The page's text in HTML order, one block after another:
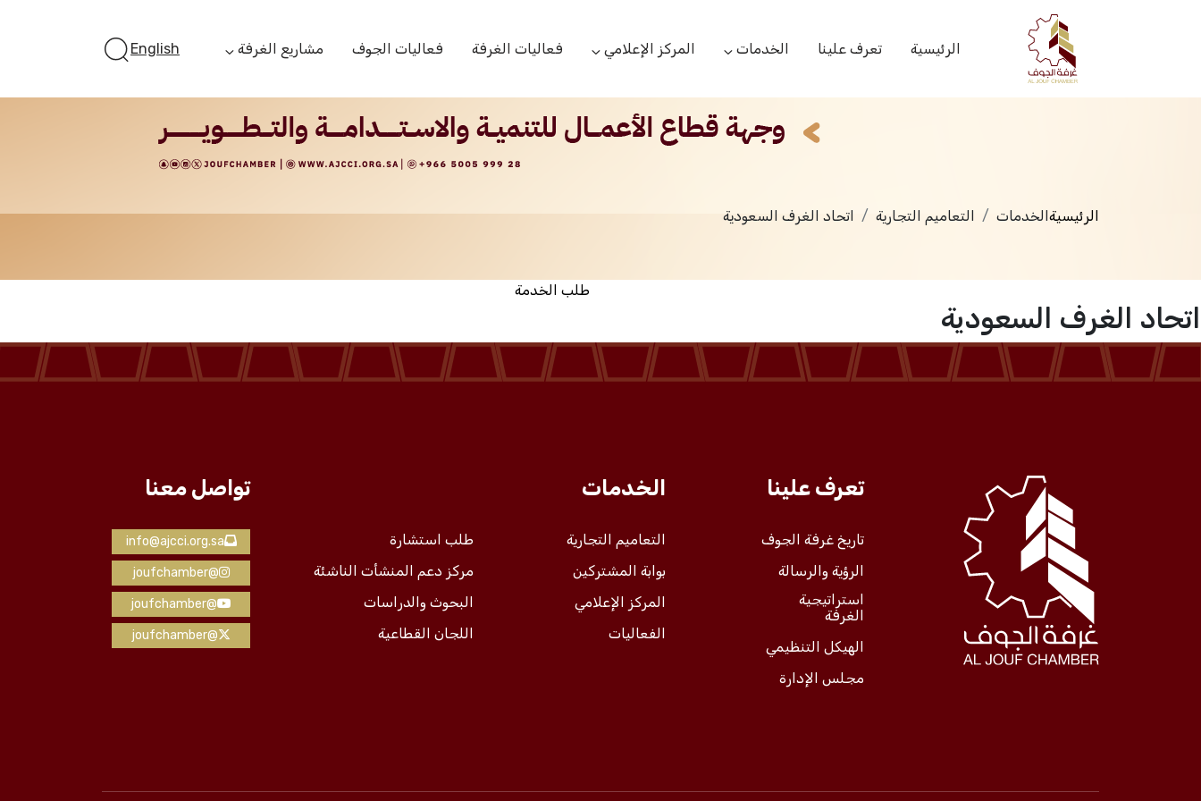
المركز الإعلامي
فعاليات الغرفة
الرئيسية تعرف علينا الخدمات
التعاميم التجارية البحوث والدراسات
بوابة المشتركين
مركز دعم المنشأت الناشئة مكتب الاحتجاج
المركز الإعلامي
الأخبار
الشعار
فعاليات الغرفة فعاليات الجوف مشاريع الغرفة
أستثمر بالجوف
الجوف ستارت أب
English
الخدمات
الرئيسيةالخدمات التعاميم التجارية اتحاد الغرف السعودية
اتحاد الغرف السعودية
طلب الخدمة
تعرف علينا
تاريخ غرفة الجوف
الرؤية والرسالة
استراتيجية
الغرفة
الهيكل التنظيمي
مجلس الإدارة
الخدمات
التعاميم التجارية
طلب استشارة
بوابة المشتركين
مركز دعم المنشأت الناشئة
المركز الإعلامي
البحوث والدراسات
الفعاليات
اللجان القطاعية
تواصل معنا
info@ajcci.org.sa
@joufchamber
@joufchamber
@joufchamber